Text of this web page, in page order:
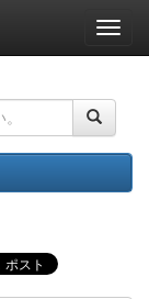
ナ
ビ
ー
ョ
ン